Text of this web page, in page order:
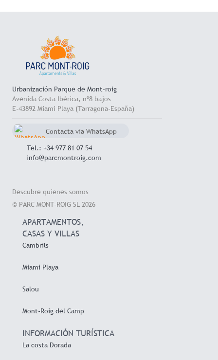
Urbanización Parque de Mont-roig
Avenida Costa Ibérica, nº8 bajos
E-43892 Miami Playa (Tarragona-España)
Contacta via WhatsApp
Tel.: +34 977 81 07 54
info@parcmontroig.com
Descubre quienes somos
© PARC MONT-ROIG SL 2026
APARTAMENTOS,
CASAS Y VILLAS
Cambrils
Miami Playa
Salou
Mont-Roig del Camp
INFORMACIÓN TURÍSTICA
La costa Dorada